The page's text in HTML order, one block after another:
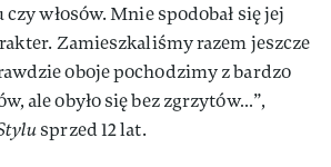
włosów. Mnie spodobał się jej
Zamieszkaliśmy razem jeszcze
oboje pochodzimy z bardzo
ale obyło się bez zgrzytów…”,
sprzed 12 lat.